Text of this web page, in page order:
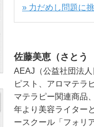
» 力だめし問題に
佐藤美恵（さとう
AEAJ（公益社団法
ピスト、アロマテラ
マテラピー関連商品
年より美容ライター
ースクール「フォリ